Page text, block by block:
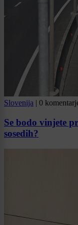
Slovenija | 0
Se bodo vinjete
sosedih?